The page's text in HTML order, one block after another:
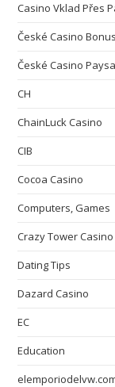
Casino Vklad Přes
České Casino
České Casino
CH
ChainLuck Casino
CIB
Cocoa Casino
Computers, Games
Crazy Tower Сasino
Dating Tips
Dazard Casino
EC
Education